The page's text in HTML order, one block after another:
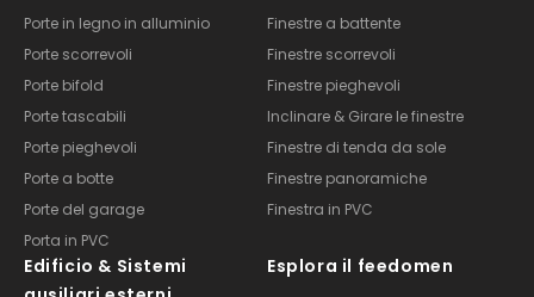
Porte in legno in alluminio
Porte scorrevoli
Porte bifold
Porte tascabili
Porte pieghevoli
Porte a botte
Porte del garage
Porta in PVC
Finestre a battente
Finestre scorrevoli
Finestre pieghevoli
Inclinare & Girare le finestre
Finestre di tenda da sole
Finestre panoramiche
Finestra in PVC
Edificio & Sistemi
Esplora il feedomen